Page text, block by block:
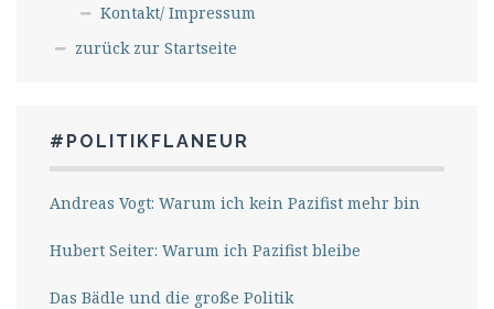
Kontakt/ Impressum
zurück zur Startseite
#POLITIKFLANEUR
Andreas Vogt: Warum ich kein Pazifist mehr bin
Hubert Seiter: Warum ich Pazifist bleibe
Das Bädle und die große Politik